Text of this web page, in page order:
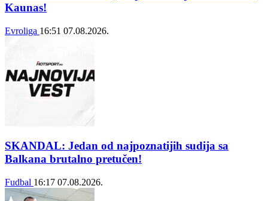
Kaunas!
Evroliga 16:51 07.08.2026.
SKANDAL: Jedan od najpoznatijih sudija sa
Balkana brutalno pretučen!
Fudbal 16:17 07.08.2026.